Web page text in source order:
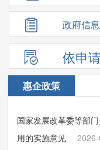
政府信
依申
惠企政策
国家发展改革委等部
用的实施意见